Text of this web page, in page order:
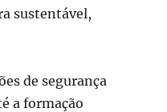
sustentável,
de segurança
a formação